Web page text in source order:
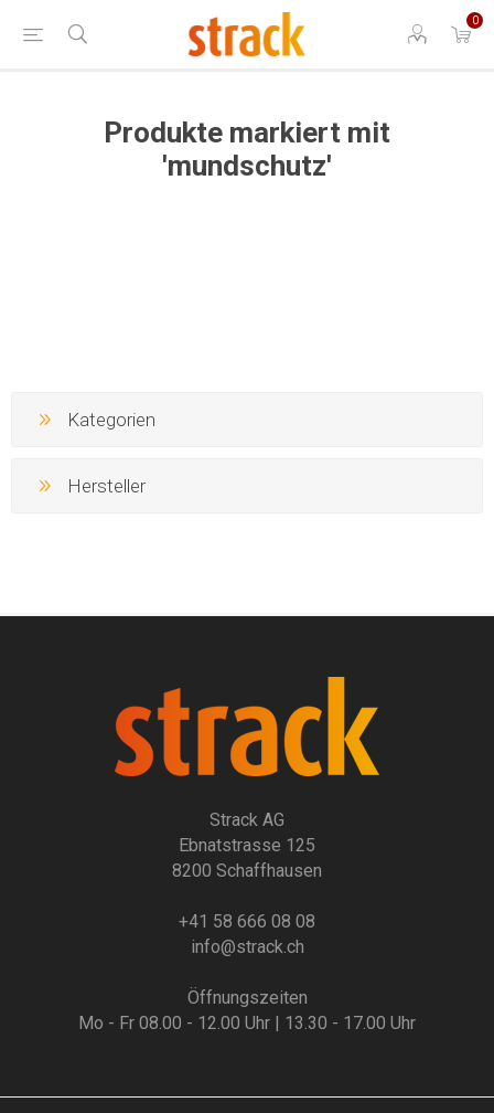
0
Produkte markiert mit
'mundschutz'
Kategorien
Hersteller
Strack AG
Ebnatstrasse 125
8200 Schaffhausen
+41 58 666 08 08
info@strack.ch
Öffnungszeiten
Mo - Fr 08.00 - 12.00 Uhr | 13.30 - 17.00 Uhr